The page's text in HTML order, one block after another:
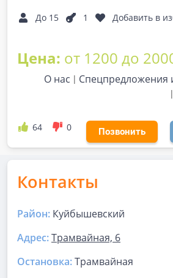
До 15 1 Добавить в
Цена: от 1200 до
О нас Спецпредложения
64 0 Позвонить
Контакты
Район: Куйбышевский
Адрес:Трамвайная, 6
Остановка:Трамвайная